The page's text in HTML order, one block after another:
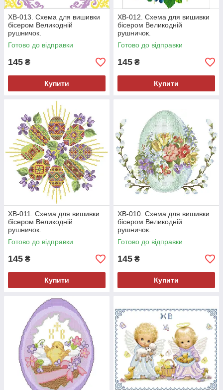
ХВ-013. Схема для вишивки
бісером Великодній
рушничок.
Готово до відправки
145 ₴
Купити
ХВ-012. Схема для вишивки
бісером Великодній
рушничок.
Готово до відправки
145 ₴
Купити
ХВ-011. Схема для вишивки
бісером Великодній
рушничок.
Готово до відправки
145 ₴
Купити
ХВ-010. Схема для вишивки
бісером Великодній
рушничок.
Готово до відправки
145 ₴
Купити